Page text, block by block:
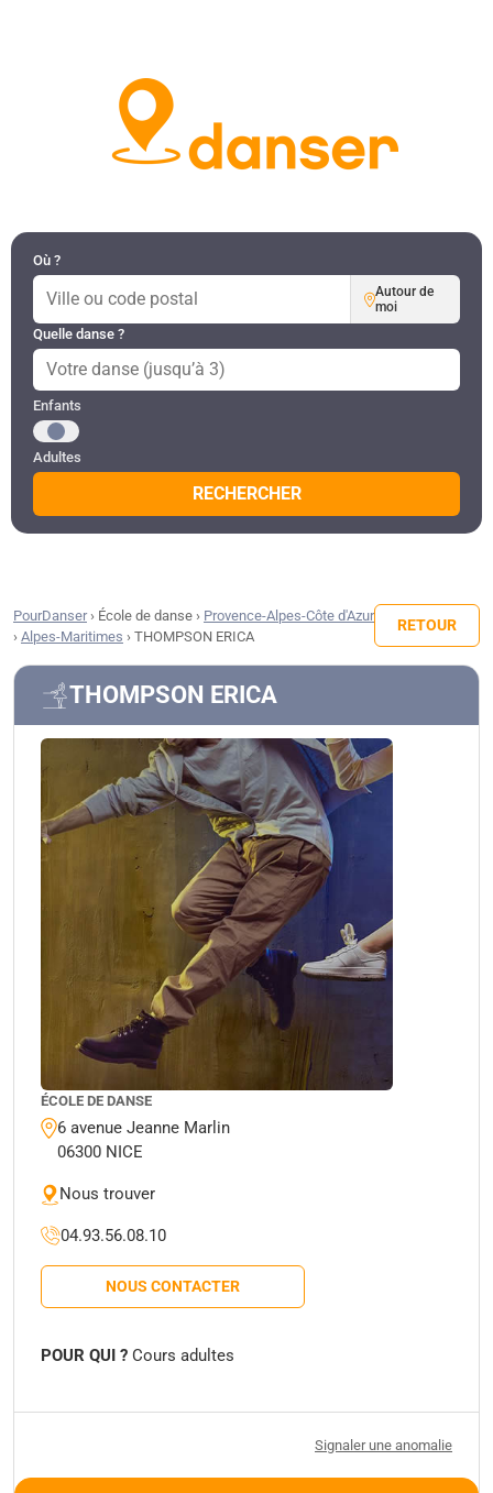
Où ?
Autour de
moi
Quelle danse ?
Public recherché
Enfants
Adultes
RECHERCHER
PourDanser› École de danse › Provence-Alpes-Côte d'Azur
› Alpes-Maritimes › THOMPSON ERICA
RETOUR
THOMPSON ERICA
ÉCOLE DE DANSE
6 avenue Jeanne Marlin
06300 NICE
Nous trouver
04.93.56.08.10
NOUS CONTACTER
POUR QUI ? Cours adultes
Signaler une anomalie